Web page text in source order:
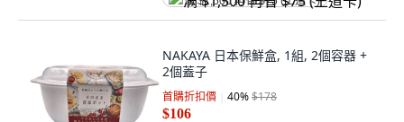
NAKAYA 日本保鮮盒, 1組, 2個容器 +
2個蓋子
首購折扣價 40%$178
$106